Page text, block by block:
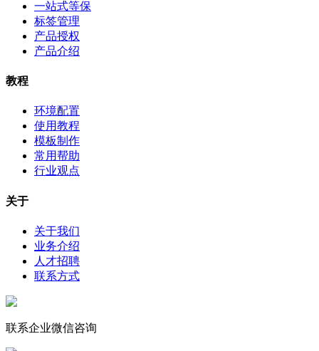
一站式等保
标签管理
产品授权
产品介绍
教程
环境配置
使用教程
模板制作
常用帮助
行业观点
关于
关于我们
业务介绍
人才招聘
联系方式
联系企业微信咨询